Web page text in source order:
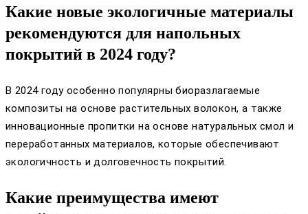
Какие новые экологичные материалы
рекомендуются для напольных
покрытий в 2024 году?
В 2024 году особенно популярны биоразлагаемые
композиты на основе растительных волокон, а также
инновационные пропитки на основе натуральных смол и
переработанных материалов, которые обеспечивают
экологичность и долговечность покрытий.
Какие преимущества имеют